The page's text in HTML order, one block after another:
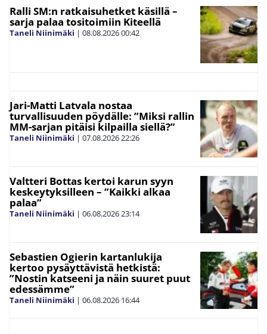
Ralli SM:n ratkaisuhetket käsillä –
sarja palaa tositoimiin Kiteellä
Taneli Niinimäki | 08.08.202600:42
Jari-Matti Latvala nostaa
turvallisuuden pöydälle: ”Miksi rallin
MM-sarjan pitäisi kilpailla siellä?”
Taneli Niinimäki | 07.08.202622:26
Valtteri Bottas kertoi karun syyn
keskeytyksilleen – ”Kaikki alkaa
palaa”
Taneli Niinimäki | 06.08.202623:14
Sebastien Ogierin kartanlukija
kertoo pysäyttävistä hetkistä:
”Nostin katseeni ja näin suuret puut
edessämme”
Taneli Niinimäki | 06.08.2026 16:44